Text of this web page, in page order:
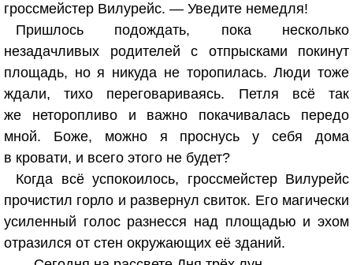
гроссмейстер Вилурейс. — Уведите немедля!
Пришлось подождать, пока несколько
незадачливых родителей с отпрысками покинут
площадь, но я никуда не торопилась. Люди тоже
ждали, тихо переговариваясь. Петля всё так
же неторопливо и важно покачивалась передо
мной. Боже, можно я проснусь у себя дома
в кровати, и всего этого не будет?
Когда всё успокоилось, гроссмейстер Вилурейс
прочистил горло и развернул свиток. Его магически
усиленный голос разнесся над площадью и эхом
отразился от стен окружающих её зданий.